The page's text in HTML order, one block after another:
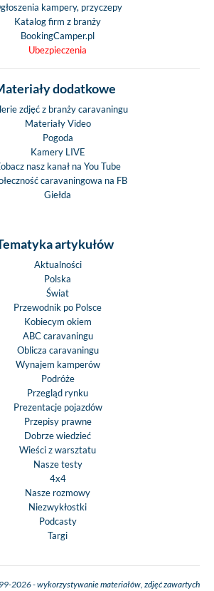
kampery, przyczepy
Katalog firm z branży
BookingCamper.pl
Ubezpieczenia
dodatkowe
zdjęć z branży caravaningu
Materiały Video
Pogoda
Kamery LIVE
nasz kanał na You Tube
caravaningowa na FB
Giełda
artykułów
Aktualności
Polska
Świat
Przewodnik po Polsce
Kobiecym okiem
ABC caravaningu
Oblicza caravaningu
Wynajem kamperów
Podróże
Przegląd rynku
Prezentacje pojazdów
Przepisy prawne
Dobrze wiedzieć
Wieści z warsztatu
Nasze testy
4x4
Nasze rozmowy
Niezwykłostki
Podcasty
Targi
2026 - wykorzystywanie materiałów, zdjęć zawartych